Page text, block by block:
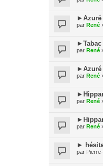
►Azuré
par René
par René
►Azuré
par René
par René
par René
►
par